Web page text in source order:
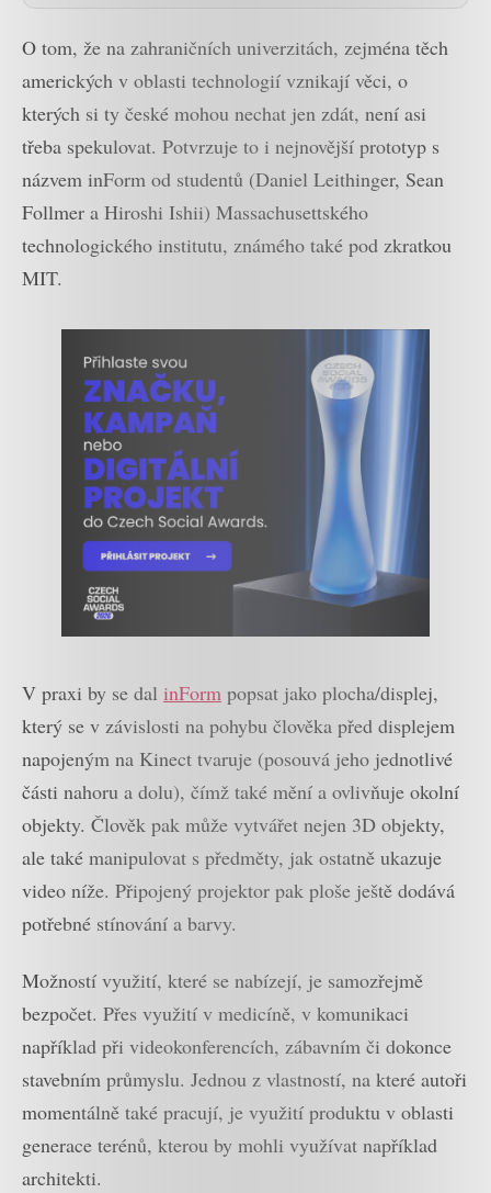
O tom, že na zahraničních univerzitách, zejména těch
amerických v oblasti technologií vznikají věci, o
kterých si ty české mohou nechat jen zdát, není asi
třeba spekulovat. Potvrzuje to i nejnovější prototyp s
názvem inForm od studentů (Daniel Leithinger, Sean
Follmer a Hiroshi Ishii) Massachusettského
technologického institutu, známého také pod zkratkou
MIT.
V praxi by se dal inForm popsat jako plocha/displej,
který se v závislosti na pohybu člověka před displejem
napojeným na Kinect tvaruje (posouvá jeho jednotlivé
části nahoru a dolu), čímž také mění a ovlivňuje okolní
objekty. Člověk pak může vytvářet nejen 3D objekty,
ale také manipulovat s předměty, jak ostatně ukazuje
video níže. Připojený projektor pak ploše ještě dodává
potřebné stínování a barvy.
Možností využití, které se nabízejí, je samozřejmě
bezpočet. Přes využití v medicíně, v komunikaci
například při videokonferencích, zábavním či dokonce
stavebním průmyslu. Jednou z vlastností, na které autoři
momentálně také pracují, je využití produktu v oblasti
generace terénů, kterou by mohli využívat například
architekti.